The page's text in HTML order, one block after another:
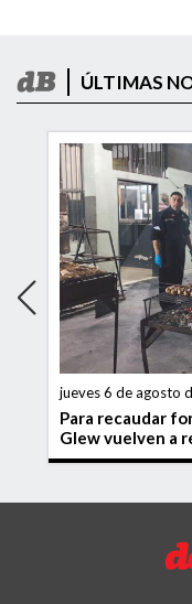
ÚLTIMAS
jueves 6 de agosto
Para recaudar
Glew vuelven a